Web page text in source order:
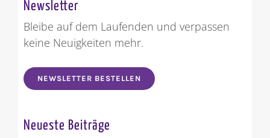
Newsletter
Bleibe auf dem Laufenden und verpassen
keine Neuigkeiten mehr.
NEWSLETTER BESTELLEN
Neueste Beiträge